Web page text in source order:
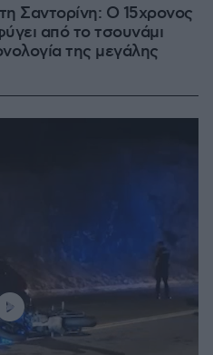
Σαντορίνη: Ο 15χρονος
από το τσουνάμι
της μεγάλης